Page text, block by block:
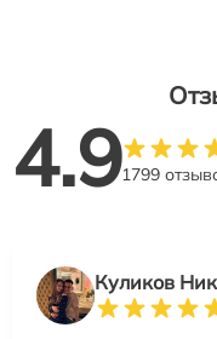
4.91799
Куликов